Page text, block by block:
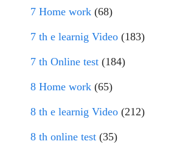
7 Home work (68)
7 th e learnig Video (183)
7 th Online test (184)
8 Home work (65)
8 th e learnig Video (212)
8 th online test (35)